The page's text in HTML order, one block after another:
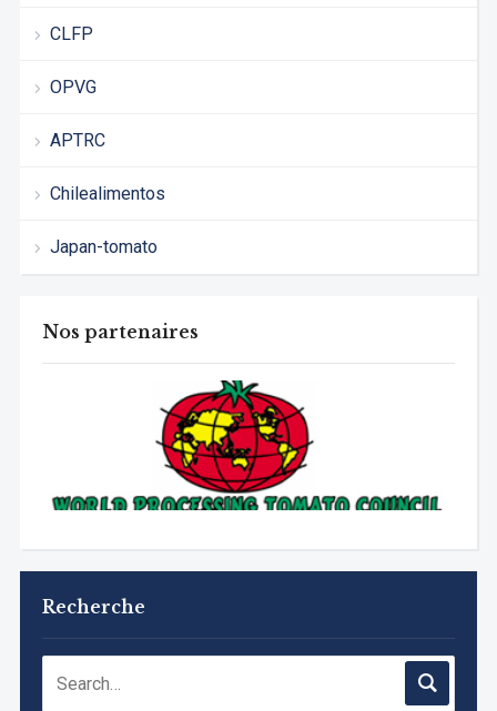
CLFP
OPVG
APTRC
Chilealimentos
Japan-tomato
Nos partenaires
Recherche